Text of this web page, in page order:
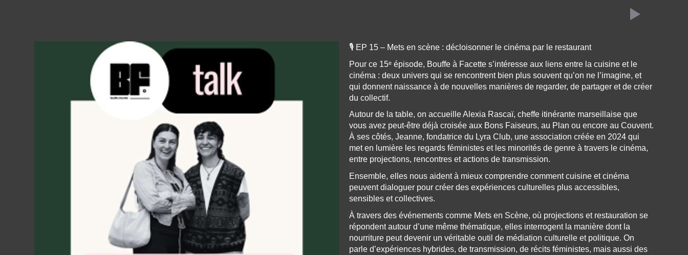
🎙️ EP 15 – Mets en scène : décloisonner le cinéma par le restaurant
Pour ce 15ᵉ épisode, Bouffe à Facette s’intéresse aux liens entre la cuisine et le
cinéma : deux univers qui se rencontrent bien plus souvent qu’on ne l’imagine, et
qui donnent naissance à de nouvelles manières de regarder, de partager et de créer
du collectif.
Autour de la table, on accueille Alexia Rascaï, cheffe itinérante marseillaise que
vous avez peut-être déjà croisée aux Bons Faiseurs, au Plan ou encore au Couvent.
À ses côtés, Jeanne, fondatrice du Lyra Club, une association créée en 2024 qui
met en lumière les regards féministes et les minorités de genre à travers le cinéma,
entre projections, rencontres et actions de transmission.
Ensemble, elles nous aident à mieux comprendre comment cuisine et cinéma
peuvent dialoguer pour créer des expériences culturelles plus accessibles,
sensibles et collectives.
À travers des événements comme Mets en Scène, où projections et restauration se
répondent autour d’une même thématique, elles interrogent la manière dont la
nourriture peut devenir un véritable outil de médiation culturelle et politique. On
parle d’expériences hybrides, de transmission, de récits féministes, mais aussi des